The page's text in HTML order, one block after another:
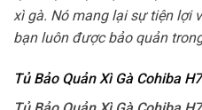
xì gà. Nó mang lại sự tiện lợi
bạn luôn được bảo quản
Tủ Bảo Quản Xì Gà Cohiba